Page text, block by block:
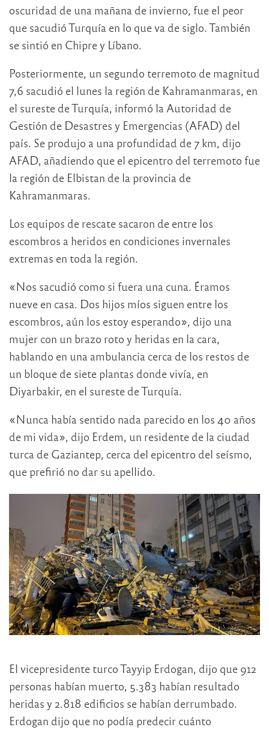
oscuridad de una mañana de invierno, fue el peor
que sacudió Turquía en lo que va de siglo. También
se sintió en Chipre y Líbano.
Posteriormente, un segundo terremoto de magnitud
7,6 sacudió el lunes la región de Kahramanmaras, en
el sureste de Turquía, informó la Autoridad de
Gestión de Desastres y Emergencias (AFAD) del
país. Se produjo a una profundidad de 7 km, dijo
AFAD, añadiendo que el epicentro del terremoto fue
la región de Elbistan de la provincia de
Kahramanmaras.
Los equipos de rescate sacaron de entre los
escombros a heridos en condiciones invernales
extremas en toda la región.
«Nos sacudió como si fuera una cuna. Éramos
nueve en casa. Dos hijos míos siguen entre los
escombros, aún los estoy esperando», dijo una
mujer con un brazo roto y heridas en la cara,
hablando en una ambulancia cerca de los restos de
un bloque de siete plantas donde vivía, en
Diyarbakir, en el sureste de Turquía.
«Nunca había sentido nada parecido en los 40 años
de mi vida», dijo Erdem, un residente de la ciudad
turca de Gaziantep, cerca del epicentro del seísmo,
que prefirió no dar su apellido.
El vicepresidente turco Tayyip Erdogan, dijo que 912
personas habían muerto, 5.383 habían resultado
heridas y 2.818 edificios se habían derrumbado.
Erdogan dijo que no podía predecir cuánto